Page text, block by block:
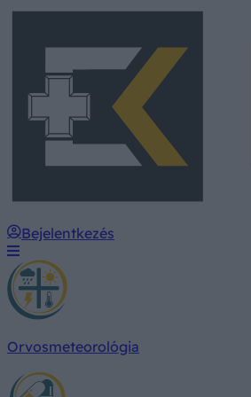
Bejelentkezés
Orvosmeteorológia